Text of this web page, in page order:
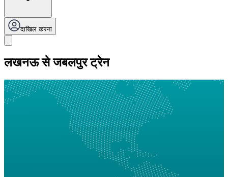
दाखिल करना
लखनऊ से जबलपुर ट्रेन